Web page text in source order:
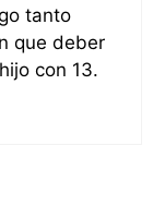
tanto
que deber
con 13.